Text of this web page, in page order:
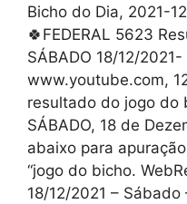
Bicho do Dia, 2021-
🍀FEDERAL 5623
SÁBADO 18/12/2021-
www.youtube.com,
resultado do jogo do
SÁBADO, 18 de
abaixo para
“jogo do bicho.
18/12/2021 –